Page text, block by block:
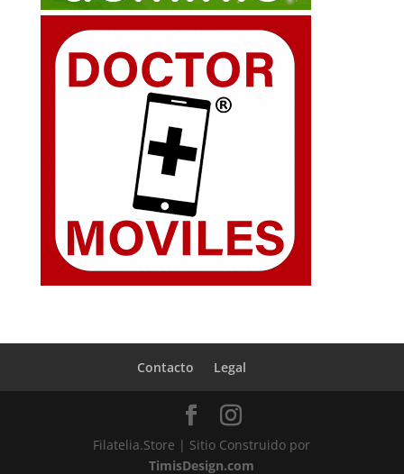
Contacto Legal
Filatelia.Store | Sitio Construido por
TimisDesign.com